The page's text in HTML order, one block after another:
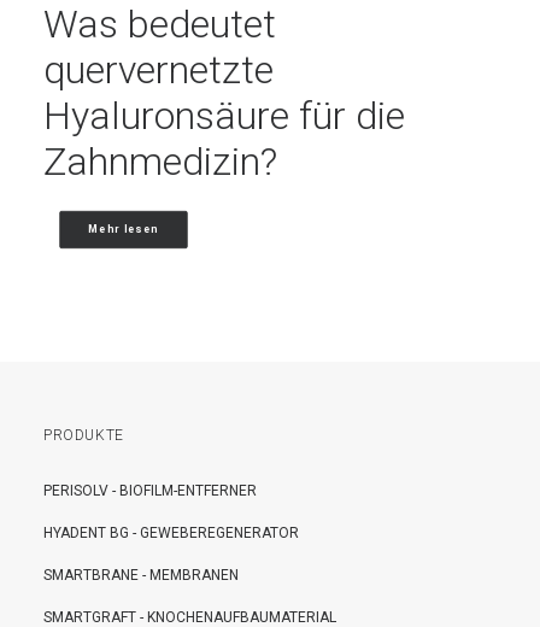
Was bedeutet
quervernetzte
Hyaluronsäure für die
Zahnmedizin?
Mehr lesen
PRODUKTE
PERISOLV - BIOFILM-ENTFERNER
HYADENT BG - GEWEBEREGENERATOR
SMARTBRANE - MEMBRANEN
SMARTGRAFT - KNOCHENAUFBAUMATERIAL